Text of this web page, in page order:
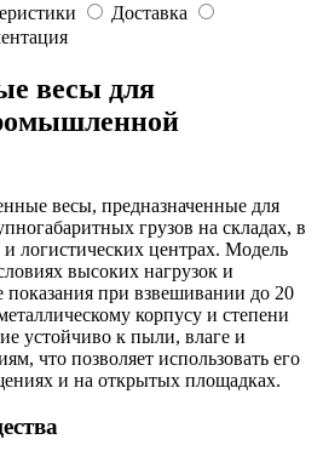
Доставка
весы для
весы, предназначенные для
грузов на складах, в
логистических центрах. Модель
высоких нагрузок и
показания при взвешивании до 20
корпусу и степени
устойчиво к пыли, влаге и
что позволяет использовать его
и на открытых площадках.